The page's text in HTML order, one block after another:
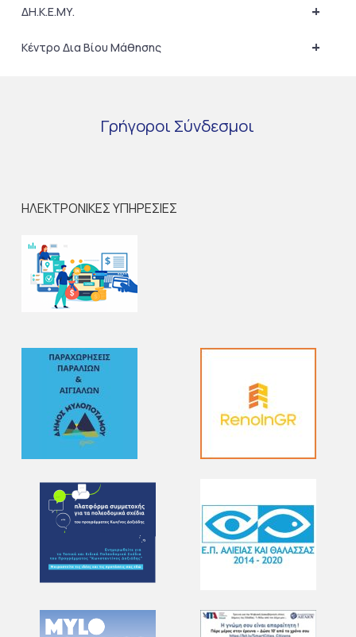
+
ΔΗ.Κ.Ε.ΜΥ.
+
Κέντρο Δια Βίου Μάθησης
Γρήγοροι Σύνδεσμοι
ΗΛΕΚΤΡΟΝΙΚΕΣ ΥΠΗΡΕΣΙΕΣ